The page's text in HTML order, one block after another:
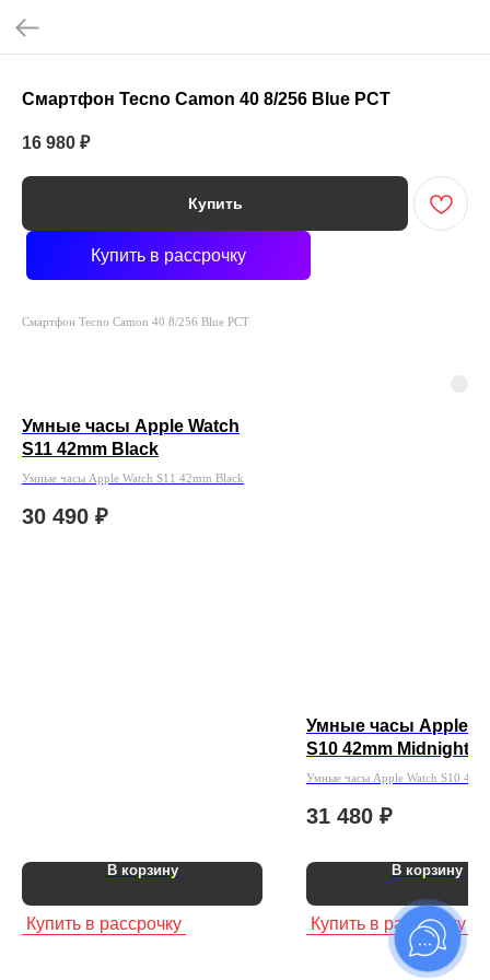
Смартфон Tecno Camon 40 8/256 Blue РСТ
16 980 ₽
Купить
Купить в рассрочку
Смартфон Tecno Camon 40 8/256 Blue РСТ
Умные часы Apple Watch
S11 42mm Black
Умные часы Apple Watch S11 42mm Black
30 490 ₽
В корзину
Купить в рассрочку
Умные часы Apple
S10 42mm Midnight
Умные часы Apple Watch S10
31 480 ₽
В корзину
Купить в рассрочку